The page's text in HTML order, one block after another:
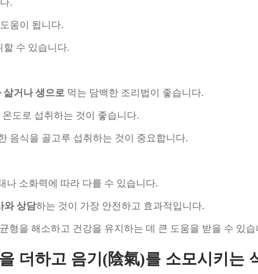
움이 됩니다.
할 수 있습니다.
삶거나 생으로 먹는 담백한 조리법이 좋습니다.
도로 섭취하는 것이 좋습니다.
음식을 골고루 섭취하는 것이 중요합니다.
나 소화력에 따라 다를 수 있습니다.
와 상담하는 것이 가장 안전하고 효과적입니다.
형을 해소하고 건강을 유지하는 데 큰 도움을 받을 수 있습
더하고 음기(陰氣)를 소모시키는